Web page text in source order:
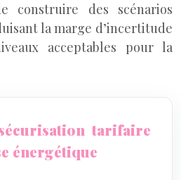
construire des scénarios
la marge d’incertitude
acceptables pour la
tarifaire
énergétique